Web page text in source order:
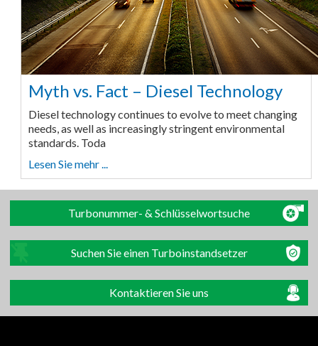
Myth vs. Fact – Diesel Technology
Diesel technology continues to evolve to meet changing
needs, as well as increasingly stringent environmental
standards. Toda
Lesen Sie mehr ...
Turbonummer- & Schlüsselwortsuche
Suchen Sie einen Turboinstandsetzer
Kontaktieren Sie uns